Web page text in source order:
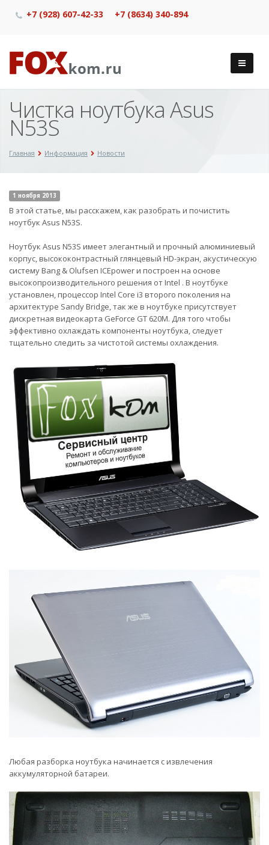
+7 (928) 607-42-33 +7 (8634) 340-894
Чистка ноутбука Asus
N53S
Главная Информация Новости
1 ноября 2013
В этой статье, мы расскажем, как разобрать и почистить
ноутбук Asus N53S.
Ноутбук Asus N53S имеет элегантный и прочный алюминиевый
корпус, высококонтрастный глянцевый HD-экран, акустическую
систему Bang & Olufsen ICEpower и построен на основе
высокопроизводительного решения от Intel . В ноутбуке
установлен, процессор Intel Core i3 второго поколения на
архитектуре Sandy Bridge, так же в ноутбуке присутствует
дискретная видеокарта GeForce GT 620M. Для того чтобы
эффективно охлаждать компоненты ноутбука, следует
тщательно следить за чистотой системы охлаждения.
Любая разборка ноутбука начинается с извлечения
аккумуляторной батареи.